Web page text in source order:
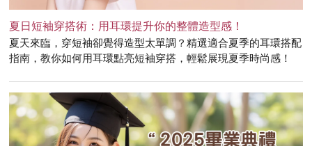
夏日短袖穿搭術：用耳環提升你的整體造型感！
夏天來臨，穿短袖卻覺得造型太單調？精選適合夏季的耳環搭配
指南，教你如何用耳環點亮短袖穿搭，輕鬆展現夏季時尚感！